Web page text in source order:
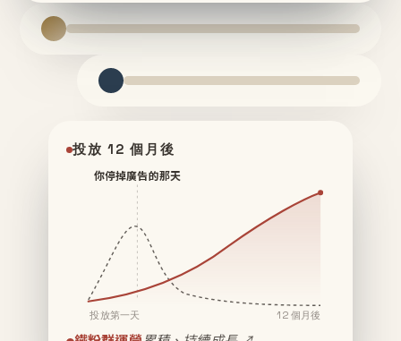
投放 12 個月後
你停掉廣告的那天
投放第一天 12 個月後